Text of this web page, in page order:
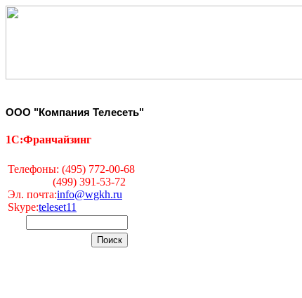
ООО "Компания Телесеть"
1С:Франчайзинг
Телефоны: (495) 772-00-68
(499) 391-53-72
Эл. почта:info@wgkh.ru
Skype:teleset11